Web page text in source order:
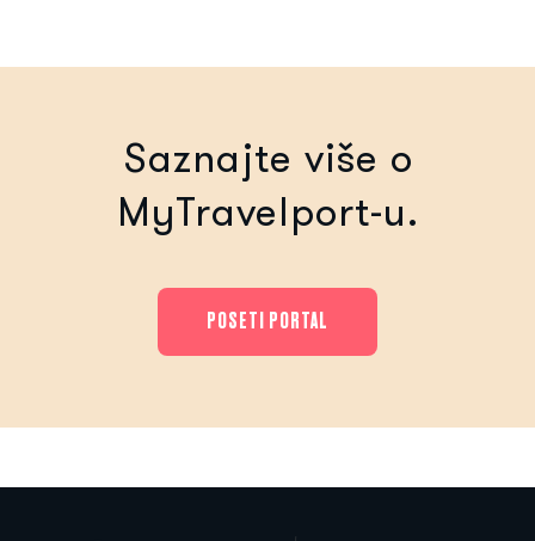
Saznajte više o
MyTravelport-u.
POSETI PORTAL